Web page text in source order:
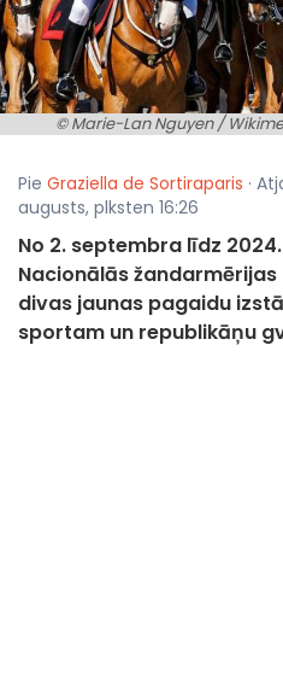
© Marie-Lan Nguyen /
Pie Graziella de Sortiraparis ·
augusts, plksten 16:26
No 2. septembra līdz
Nacionālās
divas jaunas pagaidu
sportam un republikāņu